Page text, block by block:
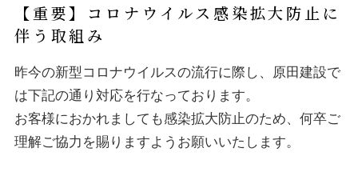
【重要】コロナウイルス感染拡大防止に
伴う取組み
昨今の新型コロナウイルスの流行に際し、原田建設で
は下記の通り対応を行なっております。
お客様におかれましても感染拡大防止のため、何卒ご
理解ご協力を賜りますようお願いいたします。